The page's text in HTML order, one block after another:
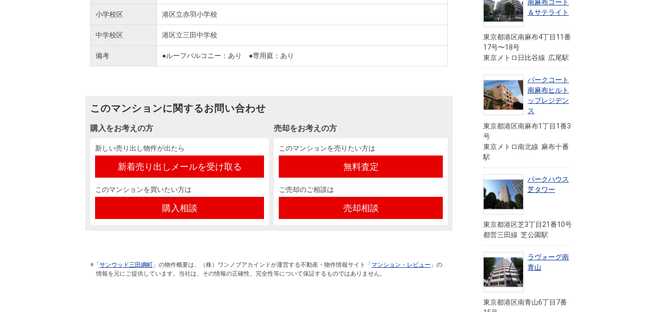
小学校区 港区立赤羽小学校
中学校区 港区立三田中学校
備考 ●ルーフバルコニー：あり ●専用庭：あり
このマンションに関するお問い合わせ
購入をお考えの方
新しい売り出し物件が出たら
新着売り出しメールを受け取る
このマンションを買いたい方は
購入相談
売却をお考えの方
このマンションを売りたい方は
無料査定
ご売却のご相談は
売却相談
※「 サンウッド三田綱町 」の物件概要は、（株）ワンノブアカインドが運営する不動産・物件情報サイト「 マンション・レビュー 」の
情報を元にご提供しています。当社は、その情報の正確性、完全性等について保証するものではありません。
南麻布コート
＆サテライト
東京都港区南麻布4丁目11番
17号〜18号
東京メトロ日比谷線 広尾駅
パークコート
南麻布ヒルト
ップレジデン
ス
東京都港区南麻布1丁目1番3
号
東京メトロ南北線 麻布十番
駅
パークハウス
芝タワー
東京都港区芝3丁目21番10号
都営三田線 芝公園駅
ラヴォーグ南
青山
東京都港区南青山6丁目7番